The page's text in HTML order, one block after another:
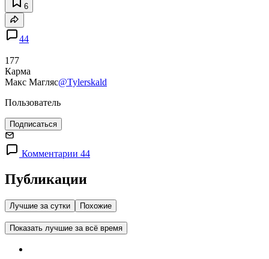
6
44
177
Карма
Макс Магляс@Tylerskald
Пользователь
Подписаться
Комментарии 44
Публикации
Лучшие за сутки Похожие
Показать лучшие за всё время